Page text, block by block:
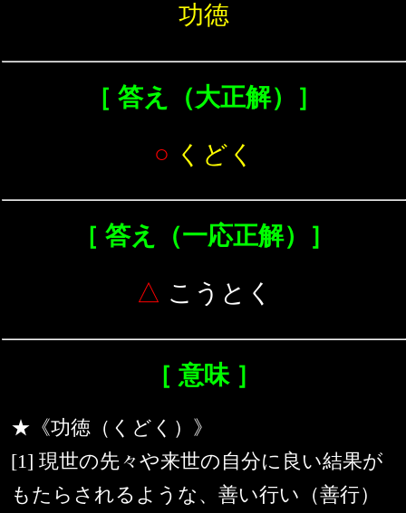
功徳
［ 答え（大正解）］
○ くどく
［ 答え（一応正解）］
△ こうとく
［ 意味 ］
★《功徳（くどく）》
[1] 現世の先々や来世の自分に良い結果が
もたらされるような、善い行い（善行）